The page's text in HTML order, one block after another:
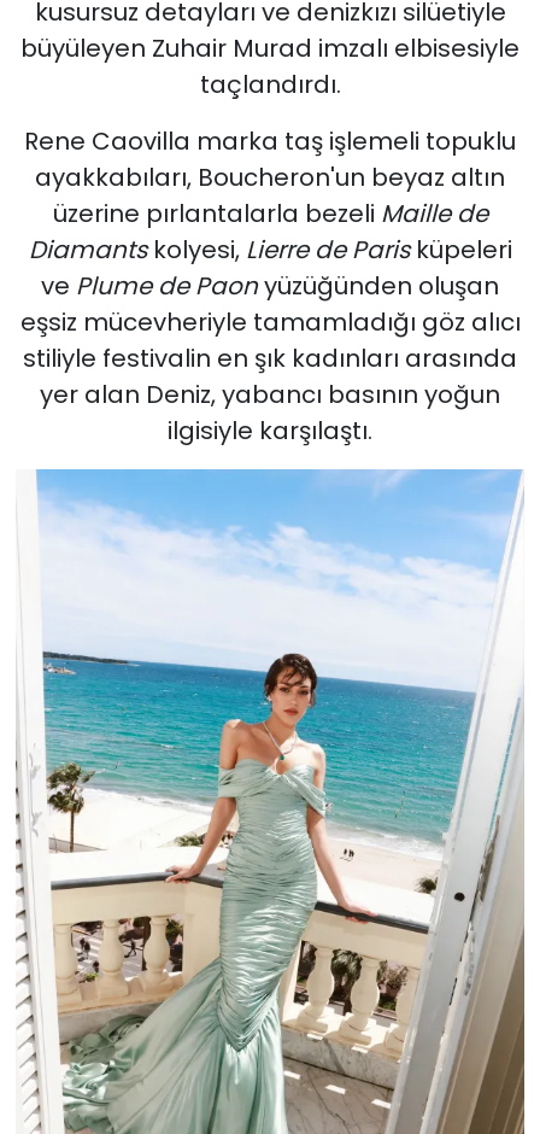
kusursuz detayları ve denizkızı silüetiyle
büyüleyen Zuhair Murad imzalı elbisesiyle
taçlandırdı.
Rene Caovilla marka taş işlemeli topuklu
ayakkabıları, Boucheron'un beyaz altın
üzerine pırlantalarla bezeli Maille de
Diamantskolyesi, Lierre de Parisküpeleri
ve Plume de Paonyüzüğünden oluşan
eşsiz mücevheriyle tamamladığı göz alıcı
stiliyle festivalin en şık kadınları arasında
yer alan Deniz, yabancı basının yoğun
ilgisiyle karşılaştı.